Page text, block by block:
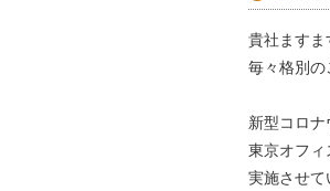
貴社ますま
毎々格別の
新型コロ
東京オフ
実施させて